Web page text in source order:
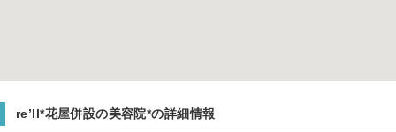
re’ll*花屋併設の美容院*の詳細情報